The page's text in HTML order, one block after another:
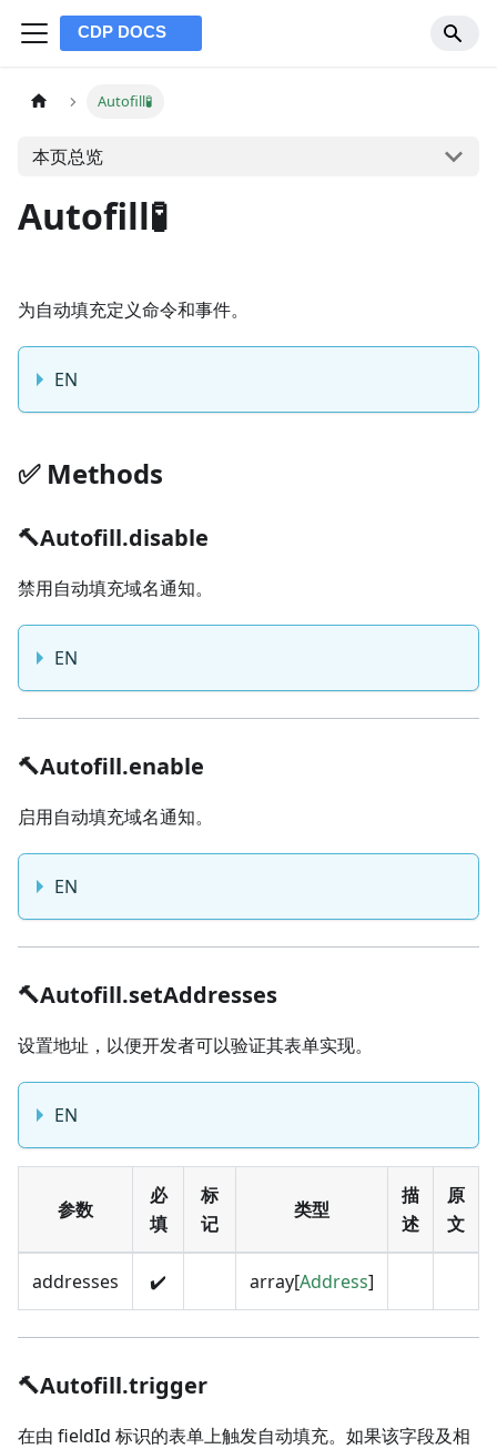
Autofill🧪
本页总览
Autofill🧪
为自动填充定义命令和事件。
EN
✅️️ Methods
🔨Autofill.disable
禁用自动填充域名通知。
EN
🔨Autofill.enable
启用自动填充域名通知。
EN
🔨Autofill.setAddresses
设置地址，以便开发者可以验证其表单实现。
EN
参数
必
填
标
记
类型
描
述
原
文
addresses ✔️ array[Address]
🔨Autofill.trigger
在由 fieldId 标识的表单上触发自动填充。如果该字段及相